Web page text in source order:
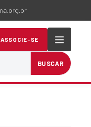
BUSCAR
ASSOCIE-SE